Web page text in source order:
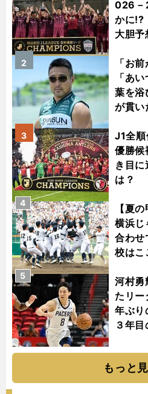
026－
かに!?
大胆予
「お
「あ
葉を浴
が貫い
2
J1全
優勝
き目
は？
3
【夏
横浜じ
合わせ
校はこ
4
河村勇
たリ
年ぶり
３年
5
もっと